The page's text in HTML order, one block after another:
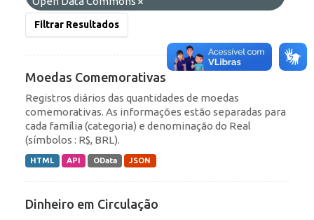
Filtrar Resultados
Moedas Comemorativas
Registros diários das quantidades de moedas
comemorativas. As informações estão separadas para
cada família (categoria) e denominação do Real
(símbolos : R$, BRL).
HTML API OData JSON
Dinheiro em Circulação